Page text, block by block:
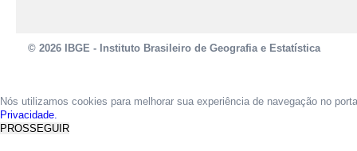
© 2026 IBGE - Instituto Brasileiro de Geografia e Estatística
Nós utilizamos cookies para melhorar sua experiência de navegação no
Privacidade.
PROSSEGUIR